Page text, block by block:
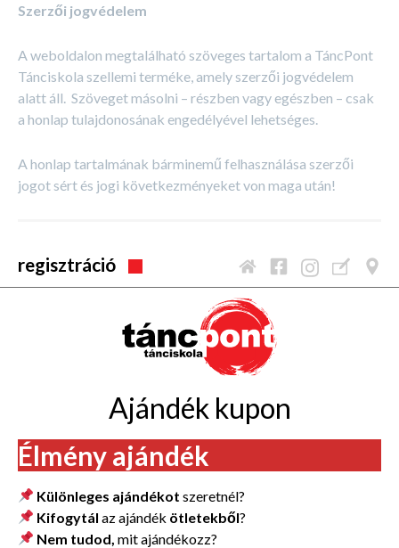
Szerzői jogvédelem
A weboldalon megtalálható szöveges tartalom a TáncPont
Tánciskola szellemi terméke, amely szerzői jogvédelem
alatt áll. Szöveget másolni – részben vagy egészben – csak
a honlap tulajdonosának engedélyével lehetséges.
A honlap tartalmának bárminemű felhasználása szerzői
jogot sért és jogi következményeket von maga után!
regisztráció
Ajándék kupon
Élmény ajándék
Különleges ajándékot szeretnél?
Kifogytálaz ajándék ötletekből?
Nem tudod,mit ajándékozz?